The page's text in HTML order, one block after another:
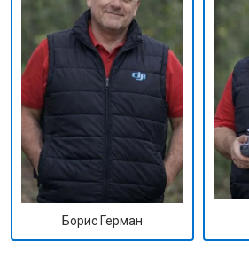
Борис Герман